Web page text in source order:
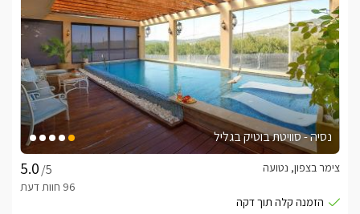
נסיה - סוויטת בוטיק בגליל
/5
צימר בצפון, נטועה